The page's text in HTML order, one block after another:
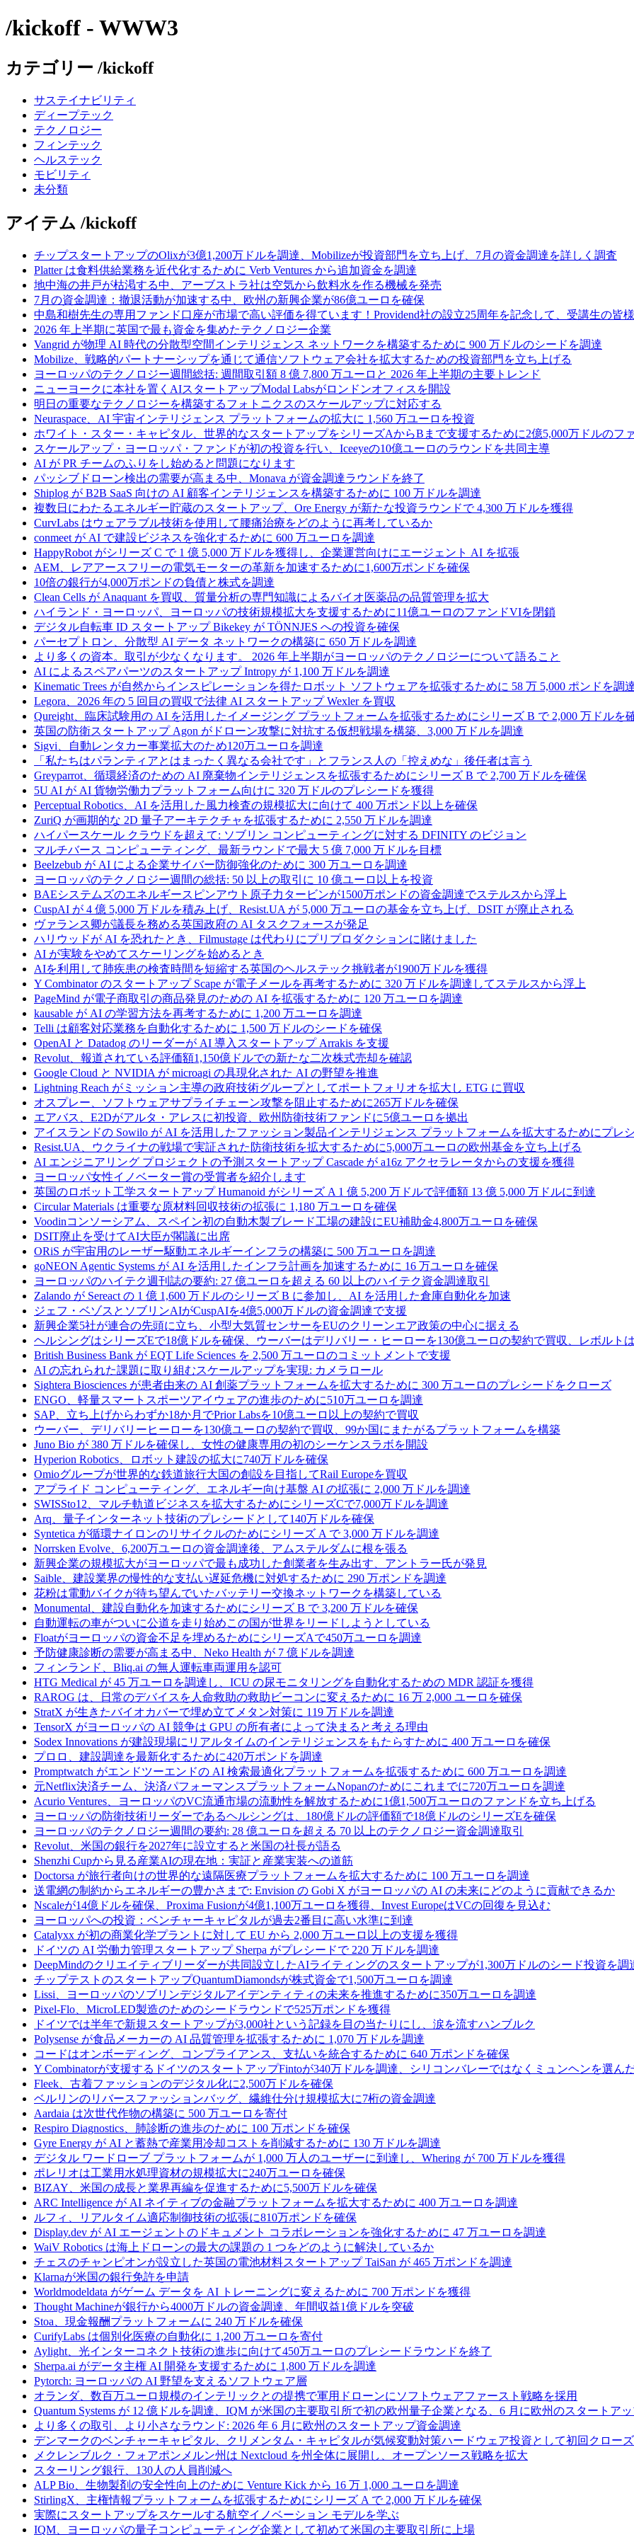
/kickoff - WWW3
カテゴリー /kickoff
サステイナビリティ
ディープテック
テクノロジー
フィンテック
ヘルステック
モビリティ
未分類
アイテム /kickoff
チップスタートアップのOlixが3億1,200万ドルを調達、Mobilizeが投資部門を立ち上げ、7月の資金調達を詳しく調査
Platter は食料供給業務を近代化するために Verb Ventures から追加資金を調達
地中海の井戸が枯渇する中、アーブストラ社は空気から飲料水を作る機械を発売
7月の資金調達：撤退活動が加速する中、欧州の新興企業が86億ユーロを確保
中島和樹先生の専用ファンド口座が市場で高い評価を得ています！Providend社の設立25周年を記念して、受講生の皆
2026 年上半期に英国で最も資金を集めたテクノロジー企業
Vangrid が物理 AI 時代の分散型空間インテリジェンス ネットワークを構築するために 900 万ドルのシードを調達
Mobilize、戦略的パートナーシップを通じて通信ソフトウェア会社を拡大するための投資部門を立ち上げる
ヨーロッパのテクノロジー週間総括: 週間取引額 8 億 7,800 万ユーロと 2026 年上半期の主要トレンド
ニューヨークに本社を置くAIスタートアップModal Labsがロンドンオフィスを開設
明日の重要なテクノロジーを構築するフォトニクスのスケールアップに対応する
Neuraspace、AI 宇宙インテリジェンス プラットフォームの拡大に 1,560 万ユーロを投資
ホワイト・スター・キャピタル、世界的なスタートアップをシリーズAからBまで支援するために2億5,000万ドルのフ
スケールアップ・ヨーロッパ・ファンドが初の投資を行い、Iceeyeの10億ユーロのラウンドを共同主導
AI が PR チームのふりをし始めると問題になります
パッシブドローン検出の需要が高まる中、Monava が資金調達ラウンドを終了
Shiplog が B2B SaaS 向けの AI 顧客インテリジェンスを構築するために 100 万ドルを調達
複数日にわたるエネルギー貯蔵のスタートアップ、Ore Energy が新たな投資ラウンドで 4,300 万ドルを獲得
CurvLabs はウェアラブル技術を使用して腰痛治療をどのように再考しているか
conmeet が AI で建設ビジネスを強化するために 600 万ユーロを調達
HappyRobot がシリーズ C で 1 億 5,000 万ドルを獲得し、企業運営向けにエージェント AI を拡張
AEM、レアアースフリーの電気モーターの革新を加速するために1,600万ポンドを確保
10倍の銀行が4,000万ポンドの負債と株式を調達
Clean Cells が Anaquant を買収、質量分析の専門知識によるバイオ医薬品の品質管理を拡大
ハイランド・ヨーロッパ、ヨーロッパの技術規模拡大を支援するために11億ユーロのファンドVIを閉鎖
デジタル自転車 ID スタートアップ Bikekey が TÖNNJES への投資を確保
パーセプトロン、分散型 AI データ ネットワークの構築に 650 万ドルを調達
より多くの資本。取引が少なくなります。 2026 年上半期がヨーロッパのテクノロジーについて語ること
AI によるスペアパーツのスタートアップ Intropy が 1,100 万ドルを調達
Kinematic Trees が自然からインスピレーションを得たロボット ソフトウェアを拡張するために 58 万 5,000 ポンドを調
Legora、2026 年の 5 回目の買収で法律 AI スタートアップ Wexler を買収
Qureight、臨床試験用の AI を活用したイメージング プラットフォームを拡張するためにシリーズ B で 2,000 万ドルを
英国の防衛スタートアップ Agon がドローン攻撃に対抗する仮想戦場を構築、3,000 万ドルを調達
Sigvi、自動レンタカー事業拡大のため120万ユーロを調達
「私たちはパランティアとはまったく異なる会社です」とフランス人の「控えめな」後任者は言う
Greyparrot、循環経済のための AI 廃棄物インテリジェンスを拡張するためにシリーズ B で 2,700 万ドルを確保
5U AI が AI 貨物労働力プラットフォーム向けに 320 万ドルのプレシードを獲得
Perceptual Robotics、AI を活用した風力検査の規模拡大に向けて 400 万ポンド以上を確保
ZuriQ が画期的な 2D 量子アーキテクチャを拡張するために 2,550 万ドルを調達
ハイパースケール クラウドを超えて: ソブリン コンピューティングに対する DFINITY のビジョン
マルチバース コンピューティング、最新ラウンドで最大 5 億 7,000 万ドルを目標
Beelzebub が AI による企業サイバー防御強化のために 300 万ユーロを調達
ヨーロッパのテクノロジー週間の総括: 50 以上の取引に 10 億ユーロ以上を投資
BAEシステムズのエネルギースピンアウト原子力タービンが1500万ポンドの資金調達でステルスから浮上
CuspAI が 4 億 5,000 万ドルを積み上げ、Resist.UA が 5,000 万ユーロの基金を立ち上げ、DSIT が廃止される
ヴァランス卿が議長を務める英国政府の AI タスクフォースが発足
ハリウッドが AI を恐れたとき、Filmustage は代わりにプリプロダクションに賭けました
AI が実験をやめてスケーリングを始めるとき
AIを利用して肺疾患の検査時間を短縮する英国のヘルステック挑戦者が1900万ドルを獲得
Y Combinator のスタートアップ Scape が電子メールを再考するために 320 万ドルを調達してステルスから浮上
PageMind が電子商取引の商品発見のための AI を拡張するために 120 万ユーロを調達
kausable が AI の学習方法を再考するために 1,200 万ユーロを調達
Telli は顧客対応業務を自動化するために 1,500 万ドルのシードを確保
OpenAI と Datadog のリーダーが AI 導入スタートアップ Arrakis を支援
Revolut、報道されている評価額1,150億ドルでの新たな二次株式売却を確認
Google Cloud と NVIDIA が microagi の具現化された AI の野望を推進
Lightning Reach がミッション主導の政府技術グループとしてポートフォリオを拡大し ETG に買収
オスプレー、ソフトウェアサプライチェーン攻撃を阻止するために265万ドルを確保
エアバス、E2Dがアルタ・アレスに初投資、欧州防衛技術ファンドに5億ユーロを拠出
アイスランドの Sowilo が AI を活用したファッション製品インテリジェンス プラットフォームを拡大するためにプレ
Resist.UA、ウクライナの戦場で実証された防衛技術を拡大するために5,000万ユーロの欧州基金を立ち上げる
AI エンジニアリング プロジェクトの予測スタートアップ Cascade が a16z アクセラレータからの支援を獲得
ヨーロッパ女性イノベーター賞の受賞者を紹介します
英国のロボット工学スタートアップ Humanoid がシリーズ A 1 億 5,200 万ドルで評価額 13 億 5,000 万ドルに到達
Circular Materials は重要な原材料回収技術の拡張に 1,180 万ユーロを確保
Voodinコンソーシアム、スペイン初の自動木製ブレード工場の建設にEU補助金4,800万ユーロを確保
DSIT廃止を受けてAI大臣が閣議に出席
ORiS が宇宙用のレーザー駆動エネルギーインフラの構築に 500 万ユーロを調達
goNEON Agentic Systems が AI を活用したインフラ計画を加速するために 16 万ユーロを確保
ヨーロッパのハイテク週刊誌の要約: 27 億ユーロを超える 60 以上のハイテク資金調達取引
Zalando が Sereact の 1 億 1,600 万ドルのシリーズ B に参加し、AI を活用した倉庫自動化を加速
ジェフ・ベゾスとソブリンAIがCuspAIを4億5,000万ドルの資金調達で支援
新興企業5社が連合の先頭に立ち、小型大気質センサーをEUのクリーンエア政策の中心に据える
ヘルシングはシリーズEで18億ドルを確保、ウーバーはデリバリー・ヒーローを130億ユーロの契約で買収、レボルト
British Business Bank が EQT Life Sciences を 2,500 万ユーロのコミットメントで支援
AI の忘れられた課題に取り組むスケールアップを実現: カメラロール
Sightera Biosciences が患者由来の AI 創薬プラットフォームを拡大するために 300 万ユーロのプレシードをクローズ
ENGO、軽量スマートスポーツアイウェアの進歩のために510万ユーロを調達
SAP、立ち上げからわずか18か月でPrior Labsを10億ユーロ以上の契約で買収
ウーバー、デリバリーヒーローを130億ユーロの契約で買収、99か国にまたがるプラットフォームを構築
Juno Bio が 380 万ドルを確保し、女性の健康専用の初のシーケンスラボを開設
Hyperion Robotics、ロボット建設の拡大に740万ドルを確保
Omioグループが世界的な鉄道旅行大国の創設を目指してRail Europeを買収
アプライド コンピューティング、エネルギー向け基盤 AI の拡張に 2,000 万ドルを調達
SWISSto12、マルチ軌道ビジネスを拡大するためにシリーズCで7,000万ドルを調達
Arq、量子インターネット技術のプレシードとして140万ドルを確保
Syntetica が循環ナイロンのリサイクルのためにシリーズ A で 3,000 万ドルを調達
Norrsken Evolve、6,200万ユーロの資金調達後、アムステルダムに根を張る
新興企業の規模拡大がヨーロッパで最も成功した創業者を生み出す、アントラー氏が発見
Saible、建設業界の慢性的な支払い遅延危機に対処するために 290 万ポンドを調達
花粉は電動バイクが待ち望んでいたバッテリー交換ネットワークを構築している
Monumental、建設自動化を加速するためにシリーズ B で 3,200 万ドルを確保
自動運転の車がついに公道を走り始めこの国が世界をリードしようとしている
Floatがヨーロッパの資金不足を埋めるためにシリーズAで450万ユーロを調達
予防健康診断の需要が高まる中、Neko Health が 7 億ドルを調達
フィンランド、Bliq.ai の無人運転車両運用を認可
HTG Medical が 45 万ユーロを調達し、ICU の尿モニタリングを自動化するための MDR 認証を獲得
RAROG は、日常のデバイスを人命救助の救助ビーコンに変えるために 16 万 2,000 ユーロを確保
StratX が生きたバイオカバーで埋め立てメタン対策に 119 万ドルを調達
TensorX がヨーロッパの AI 競争は GPU の所有者によって決まると考える理由
Sodex Innovations が建設現場にリアルタイムのインテリジェンスをもたらすために 400 万ユーロを確保
プロロ、建設調達を最新化するために420万ポンドを調達
Promptwatch がエンドツーエンドの AI 検索最適化プラットフォームを拡張するために 600 万ユーロを調達
元Netflix決済チーム、決済パフォーマンスプラットフォームNopanのためにこれまでに720万ユーロを調達
Acurio Ventures、ヨーロッパのVC流通市場の流動性を解放するために1億1,500万ユーロのファンドを立ち上げる
ヨーロッパの防衛技術リーダーであるヘルシングは、180億ドルの評価額で18億ドルのシリーズEを確保
ヨーロッパのテクノロジー週間の要約: 28 億ユーロを超える 70 以上のテクノロジー資金調達取引
Revolut、米国の銀行を2027年に設立すると米国の社長が語る
Shenzhi Cupから見る産業AIの現在地：実証と産業実装への道筋
Doctorsa が旅行者向けの世界的な遠隔医療プラットフォームを拡大するために 100 万ユーロを調達
送電網の制約からエネルギーの豊かさまで: Envision の Gobi X がヨーロッパの AI の未来にどのように貢献できるか
Nscaleが14億ドルを確保、Proxima Fusionが4億1,100万ユーロを獲得、Invest EuropeはVCの回復を見込む
ヨーロッパへの投資：ベンチャーキャピタルが過去2番目に高い水準に到達
Catalyxx が初の商業化学プラントに対して EU から 2,000 万ユーロ以上の支援を獲得
ドイツの AI 労働力管理スタートアップ Sherpa がプレシードで 220 万ドルを調達
DeepMindのクリエイティブリーダーが共同設立したAIライティングのスタートアップが1,300万ドルのシード投資を調
チップテストのスタートアップQuantumDiamondsが株式資金で1,500万ユーロを調達
Lissi、ヨーロッパのソブリンデジタルアイデンティティの未来を推進するために350万ユーロを調達
Pixel-Flo、MicroLED製造のためのシードラウンドで525万ポンドを獲得
ドイツでは半年で新規スタートアップが3,000社という記録を目の当たりにし、涙を流すハンブルク
Polysense が食品メーカーの AI 品質管理を拡張するために 1,070 万ドルを調達
コードはオンボーディング、コンプライアンス、支払いを統合するために 640 万ポンドを確保
Y Combinatorが支援するドイツのスタートアップFintoが340万ドルを調達、シリコンバレーではなくミュンヘンを選ん
Fleek、古着ファッションのデジタル化に2,500万ドルを確保
ベルリンのリバースファッションバッグ、繊維仕分け規模拡大に7桁の資金調達
Aardaia は次世代作物の構築に 500 万ユーロを寄付
Respiro Diagnostics、肺診断の進歩のために 100 万ポンドを確保
Gyre Energy が AI と蓄熱で産業用冷却コストを削減するために 130 万ドルを調達
デジタル ワードローブ プラットフォームが 1,000 万人のユーザーに到達し、Whering が 700 万ドルを獲得
ポレリオは工業用水処理資材の規模拡大に240万ユーロを確保
BIZAY、米国の成長と業界再編を促進するために5,500万ドルを確保
ARC Intelligence が AI ネイティブの金融プラットフォームを拡大するために 400 万ユーロを調達
ルフィ、リアルタイム適応制御技術の拡張に810万ポンドを確保
Display.dev が AI エージェントのドキュメント コラボレーションを強化するために 47 万ユーロを調達
WaiV Robotics は海上ドローンの最大の課題の 1 つをどのように解決しているか
チェスのチャンピオンが設立した英国の電池材料スタートアップ TaiSan が 465 万ポンドを調達
Klarnaが米国の銀行免許を申請
Worldmodeldata がゲーム データを AI トレーニングに変えるために 700 万ポンドを獲得
Thought Machineが銀行から4000万ドルの資金調達、年間収益1億ドルを突破
Stoa、現金報酬プラットフォームに 240 万ドルを確保
CurifyLabs は個別化医療の自動化に 1,200 万ユーロを寄付
Aylight、光インターコネクト技術の進歩に向けて450万ユーロのプレシードラウンドを終了
Sherpa.ai がデータ主権 AI 開発を支援するために 1,800 万ドルを調達
Pytorch: ヨーロッパの AI 野望を支えるソフトウェア層
オランダ、数百万ユーロ規模のインテリックとの提携で軍用ドローンにソフトウェアファースト戦略を採用
Quantum Systems が 12 億ドルを調達、IQM が米国の主要取引所で初の欧州量子企業となる、6 月に欧州のスタートア
より多くの取引、より小さなラウンド: 2026 年 6 月に欧州のスタートアップ資金調達
デンマークのベンチャーキャピタル、クリメンタム・キャピタルが気候変動対策ハードウェア投資として初回クロー
メクレンブルク・フォアポンメルン州は Nextcloud を州全体に展開し、オープンソース戦略を拡大
スターリング銀行、130人の人員削減へ
ALP Bio、生物製剤の安全性向上のために Venture Kick から 16 万 1,000 ユーロを調達
StirlingX、主権情報プラットフォームを拡張するためにシリーズ A で 2,000 万ドルを確保
実際にスタートアップをスケールする航空イノベーション モデルを学ぶ
IQM、ヨーロッパの量子コンピューティング企業として初めて米国の主要取引所に上場